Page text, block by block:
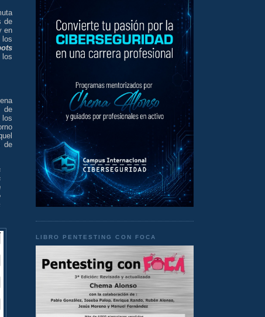
de
en
de
los
de
LIBRO PENTESTING CON FOCA